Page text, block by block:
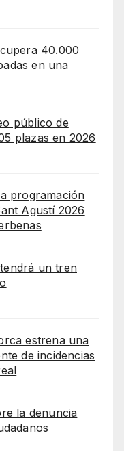
40.000
en una
público de
plazas en 2026
programación
Agustí 2026
un tren
estrena una
de incidencias
la denuncia